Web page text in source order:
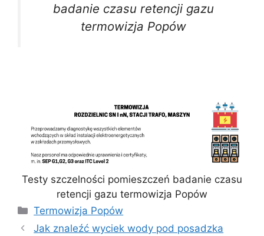
badanie czasu retencji gazu
termowizja Popów
Testy szczelności pomieszczeń badanie czasu
retencji gazu termowizja Popów
Kategorie
Termowizja Popów
Jak znaleźć wyciek wody pod posadzka